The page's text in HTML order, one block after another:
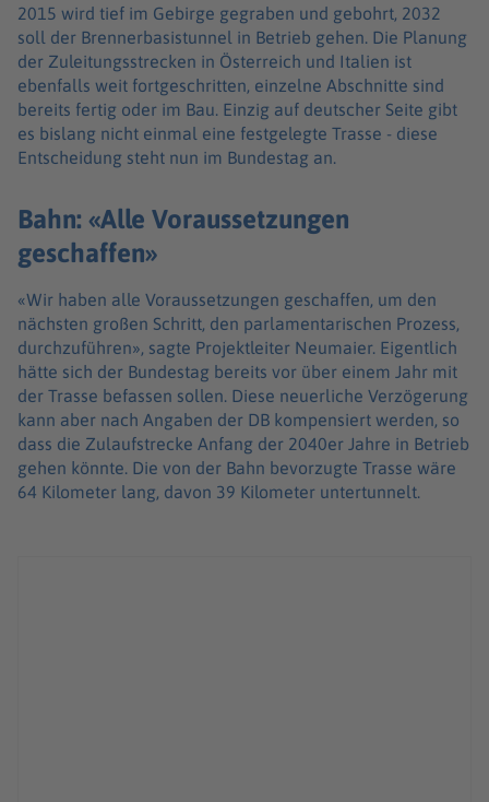
2015 wird tief im Gebirge gegraben und gebohrt, 2032
soll der Brennerbasistunnel in Betrieb gehen. Die Planung
der Zuleitungsstrecken in Österreich und Italien ist
ebenfalls weit fortgeschritten, einzelne Abschnitte sind
bereits fertig oder im Bau. Einzig auf deutscher Seite gibt
es bislang nicht einmal eine festgelegte Trasse - diese
Entscheidung steht nun im Bundestag an.
Bahn: «Alle Voraussetzungen
geschaffen»
«Wir haben alle Voraussetzungen geschaffen, um den
nächsten großen Schritt, den parlamentarischen Prozess,
durchzuführen», sagte Projektleiter Neumaier. Eigentlich
hätte sich der Bundestag bereits vor über einem Jahr mit
der Trasse befassen sollen. Diese neuerliche Verzögerung
kann aber nach Angaben der DB kompensiert werden, so
dass die Zulaufstrecke Anfang der 2040er Jahre in Betrieb
gehen könnte. Die von der Bahn bevorzugte Trasse wäre
64 Kilometer lang, davon 39 Kilometer untertunnelt.